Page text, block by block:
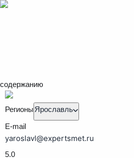
содержанию
Регионы Ярославль
E-mail
yaroslavl@expertsmet.ru
5.0